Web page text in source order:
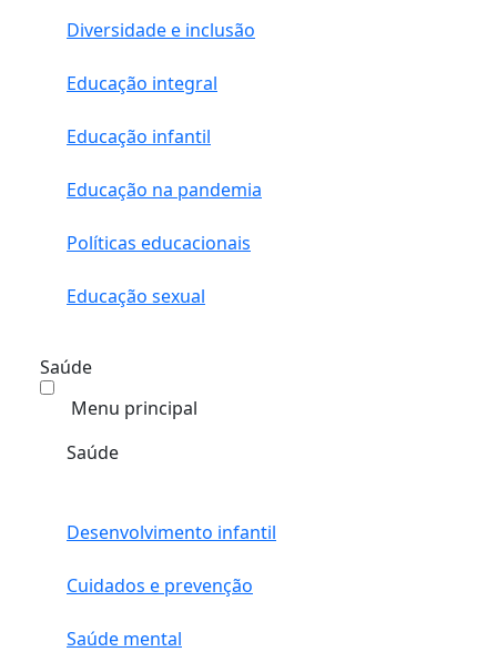
Diversidade e inclusão
Educação integral
Educação infantil
Educação na pandemia
Políticas educacionais
Educação sexual
Saúde
Menu principal
Saúde
Desenvolvimento infantil
Cuidados e prevenção
Saúde mental